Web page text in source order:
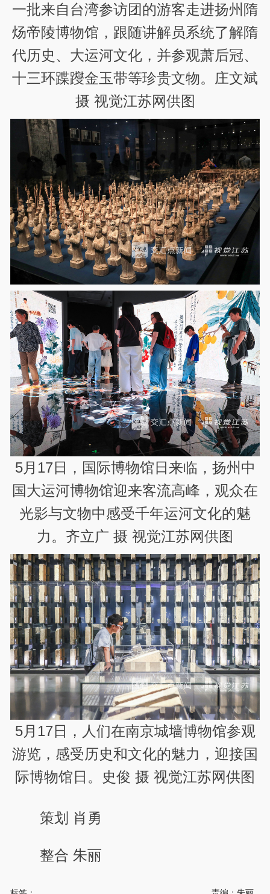
一批来自台湾参访团的游客走进扬州隋
炀帝陵博物馆，跟随讲解员系统了解隋
代历史、大运河文化，并参观萧后冠、
十三环蹀躞金玉带等珍贵文物。庄文斌
摄 视觉江苏网供图
5月17日，国际博物馆日来临，扬州中
国大运河博物馆迎来客流高峰，观众在
光影与文物中感受千年运河文化的魅
力。齐立广 摄 视觉江苏网供图
5月17日，人们在南京城墙博物馆参观
游览，感受历史和文化的魅力，迎接国
际博物馆日。史俊 摄 视觉江苏网供图
策划 肖勇
整合 朱丽